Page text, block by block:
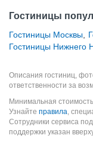
Гостиницы
Гостиницы Москвы
Гостиницы Нижнего
Описания гостиниц,
ответственности за
Минимальная
Узнайте правила,
Сотрудники сервиса
поддержки указан